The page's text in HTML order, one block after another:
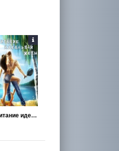
Воспитание идеальной жены